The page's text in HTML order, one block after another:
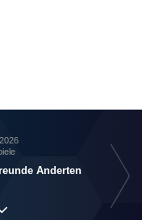
Anderten